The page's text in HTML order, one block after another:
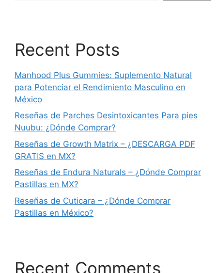
Recent Posts
Manhood Plus Gummies: Suplemento Natural
para Potenciar el Rendimiento Masculino en
México
Reseñas de Parches Desintoxicantes Para pies
Nuubu: ¿Dónde Comprar?
Reseñas de Growth Matrix – ¿DESCARGA PDF
GRATIS en MX?
Reseñas de Endura Naturals – ¿Dónde Comprar
Pastillas en MX?
Reseñas de Cuticara – ¿Dónde Comprar
Pastillas en México?
Recent Comments